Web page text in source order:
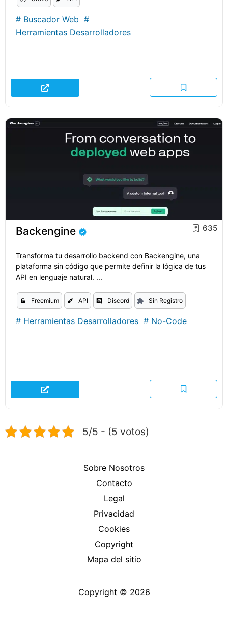
# Buscador Web #
Herramientas Desarrolladores
Backengine 635
Transforma tu desarrollo backend con Backengine, una
plataforma sin código que permite definir la lógica de tus
API en lenguaje natural. ...
Freemium API Discord Sin Registro
# Herramientas Desarrolladores # No-Code
5/5 - (5 votos)
Sobre Nosotros
Contacto
Legal
Privacidad
Cookies
Copyright
Mapa del sitio
Copyright © 2026